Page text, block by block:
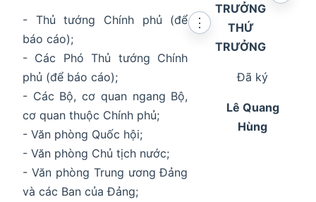
- Thủ tướng Chính phủ (để
báo cáo);
- Các Phó Thủ tướng Chính
phủ (để báo cáo);
- Các Bộ, cơ quan ngang Bộ,
cơ quan thuộc Chính phủ;
- Văn phòng Quốc hội;
- Văn phòng Chủ tịch nước;
- Văn phòng Trung ương Đảng
và các Ban của Đảng;
⋮
TRƯỞNG
THỨ
TRƯỞNG
Đã ký
Lê Quang
Hùng